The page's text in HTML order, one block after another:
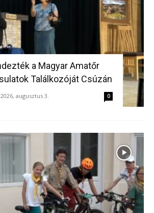
a Magyar Amatőr
Találkozóját Csúzán
2026, augusztus 3. 0